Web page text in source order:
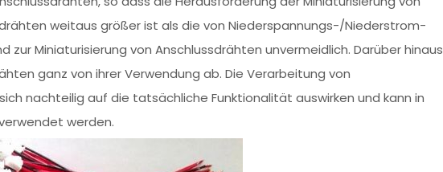
weitaus größer ist als die von Niederspannungs-/Niederstrom-
zur Miniaturisierung von Anschlussdrähten unvermeidlich. Darüber hinaus
ganz von ihrer Verwendung ab. Die Verarbeitung von
nachteilig auf die tatsächliche Funktionalität auswirken und kann in
werden.